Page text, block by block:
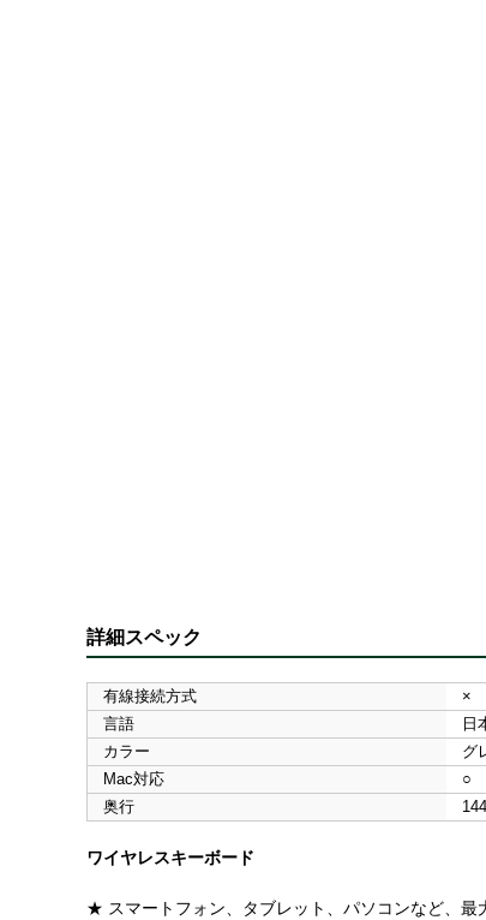
詳細スペック
有線接続方式 ×
言語
日
カラー
グ
Mac対応
○
奥行
ワイヤレスキーボード
★ スマートフォン、タブレット、パソコンなど、